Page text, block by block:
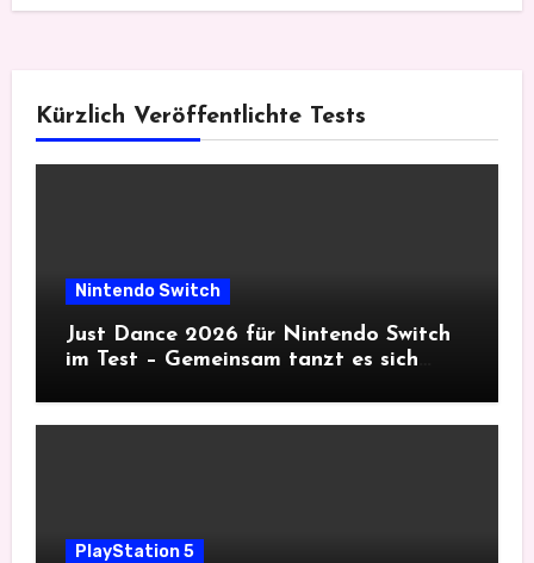
Kürzlich Veröffentlichte Tests
Nintendo Switch
Just Dance 2026 für Nintendo Switch
im Test – Gemeinsam tanzt es sich
PlayStation 5